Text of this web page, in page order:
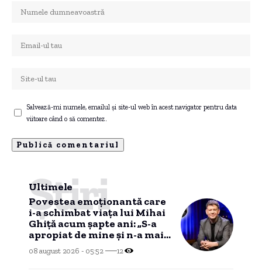
Salvează-mi numele, emailul și site-ul web în acest navigator pentru data
viitoare când o să comentez.
Ultimele
Știri
Povestea emoționantă care
i-a schimbat viața lui Mihai
Ghiță acum șapte ani: „S-a
apropiat de mine și n-a mai
plecat”
08 august 2026 - 05:52 12